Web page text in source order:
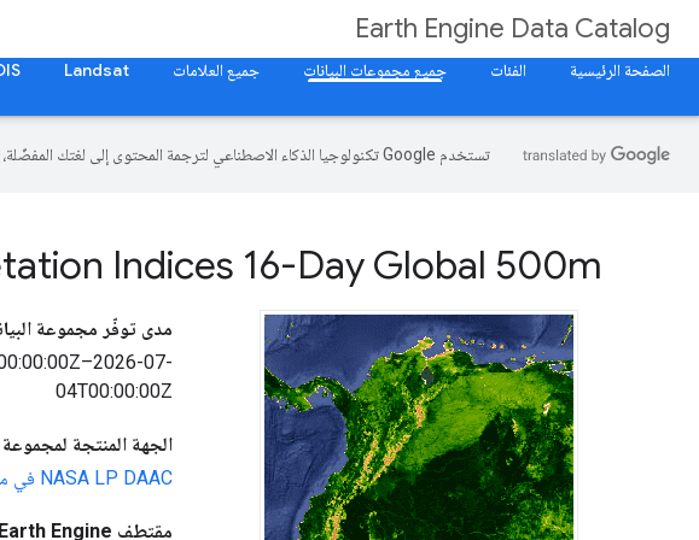
Earth Engine Data Catalog
الصفحة الرئيسية
الفئات جميع مجموعات البيانات جميع العلامات Landsat
تستخدم Google تكنولوجيا الذكاء الاصطناعي لترجمة المحتوى إلى لغتك المفضّلة، وقد تتضمّن بعض الأخطاء.
Indices 16-Day Global 500m
مدى توفّر مجموعة
07-
04T00:00:00Z
الجهة المنتجة لمجموعة
‫NASA LP DAAC في مركز USGS EROS
مقتطف Earth Engine